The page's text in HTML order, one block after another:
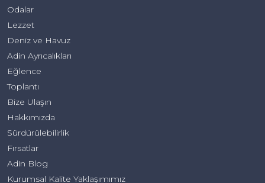
Odalar
Lezzet
Deniz ve Havuz
Adin Ayrıcalıkları
Eğlence
Toplantı
Bize Ulaşın
Hakkımızda
Sürdürülebilirlik
Fırsatlar
Adin Blog
Kurumsal Kalite Yaklaşımımız